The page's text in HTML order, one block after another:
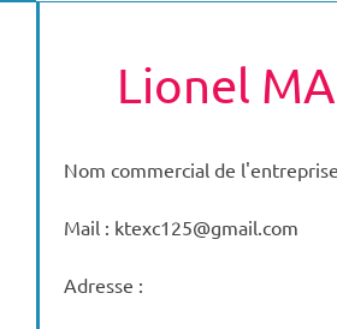
Lionel
Nom commercial de
Mail : ktexc125@gmail.com
Adresse :